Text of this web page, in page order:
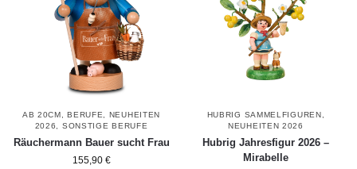
AB 20CM ,BERUFE
NEUHEITEN
2026
SONSTIGE BERUFE
Räuchermann Bauer sucht Frau
155,90 €
HUBRIG SAMMELFIGUREN
NEUHEITEN 2026
Hubrig Jahresfigur 2026 –
Mirabelle